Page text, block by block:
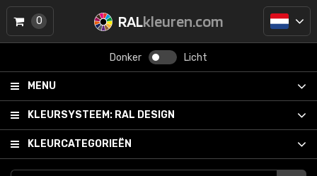
RALkleuren.com
Donker Licht
MENU
KLEURSYSTEEM: RAL DESIGN
KLEURCATEGORIEËN
0